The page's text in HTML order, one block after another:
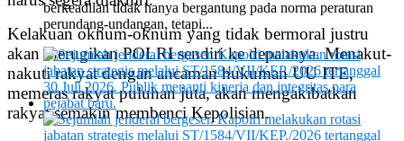
Kelakuan oknum-oknum yang tidak bermoral justru
akan merugikan POLRI sendiri ke depannya. Menakut-
nakuti rakyat dengan ancaman hukuman UU ITE,
memeras rakyat puluhan juta, akan mengakibatkan
rakyat semakin membenci Kepolisian.
berkeadilan tidak hanya bergantung pada norma peraturan
perundang-undangan, tetapi...